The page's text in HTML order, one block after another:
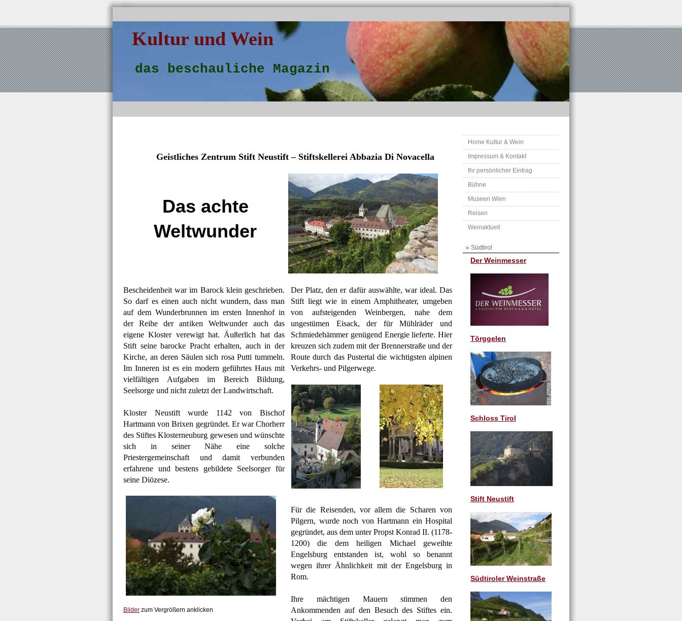
Kultur und Wein
das beschauliche Magazin
Home Kultur & Wein
Impressum & Kontakt
Ihr persönlicher Eintrag
Bühne
Museen Wien
Reisen
Weinaktuell
» Südtirol
Der Weinmesser
Törggelen
Schloss Tirol
Stift Neustift
Südtiroler Weinstraße
Geistliches Zentrum Stift Neustift – Stiftskellerei Abbazia Di Novacella
Das achte
Weltwunder
Bescheidenheit war im Barock klein geschrieben.
So darf es einen auch nicht wundern, dass man
auf dem Wunderbrunnen im ersten Innenhof in
der Reihe der antiken Weltwunder auch das
eigene Kloster verewigt hat. Äußerlich hat das
Stift seine barocke Pracht erhalten, auch in der
Kirche, an deren Säulen sich rosa Putti tummeln.
Im Inneren ist es ein modern geführtes Haus mit
vielfältigen Aufgaben im Bereich Bildung,
Seelsorge und nicht zuletzt der Landwirtschaft.
Kloster Neustift wurde 1142 von Bischof
Hartmann von Brixen gegründet. Er war Chorherr
des Stiftes Klosterneuburg gewesen und wünschte
sich in seiner Nähe eine solche
Priestergemeinschaft und damit verbunden
erfahrene und bestens gebildete Seelsorger für
seine Diözese.
Bilder zum Vergrößern anklicken
Der Platz, den er dafür auswählte, war ideal. Das
Stift liegt wie in einem Amphitheater, umgeben
von aufsteigenden Weinbergen, nahe dem
ungestümen Eisack, der für Mühlräder und
Schmiedehämmer genügend Energie lieferte. Hier
kreuzen sich zudem mit der Brennerstraße und der
Route durch das Pustertal die wichtigsten alpinen
Verkehrs- und Pilgerwege.
Für die Reisenden, vor allem die Scharen von
Pilgern, wurde noch von Hartmann ein Hospital
gegründet, aus dem unter Propst Konrad II. (1178-
1200) die dem heiligen Michael geweihte
Engelsburg entstanden ist, wohl so benannt
wegen ihrer Ähnlichkeit mit der Engelsburg in
Rom.
Ihre mächtigen Mauern stimmen den
Ankommenden auf den Besuch des Stiftes ein.